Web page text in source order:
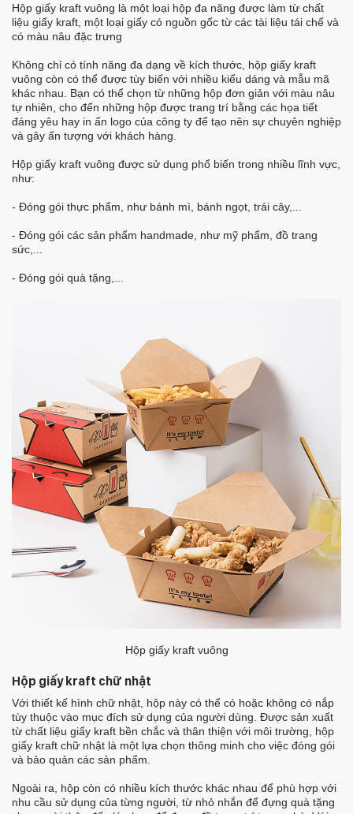
Hộp giấy kraft vuông là một loại hộp đa năng được làm từ chất
liệu giấy kraft, một loại giấy có nguồn gốc từ các tài liệu tái chế và
có màu nâu đặc trưng
Không chỉ có tính năng đa dạng về kích thước, hộp giấy kraft
vuông còn có thể được tùy biến với nhiều kiểu dáng và mẫu mã
khác nhau. Bạn có thể chọn từ những hộp đơn giản với màu nâu
tự nhiên, cho đến những hộp được trang trí bằng các họa tiết
đáng yêu hay in ấn logo của công ty để tạo nên sự chuyên nghiệp
và gây ấn tượng với khách hàng.
Hộp giấy kraft vuông được sử dụng phổ biến trong nhiều lĩnh vực,
như:
- Đóng gói thực phẩm, như bánh mì, bánh ngọt, trái cây,...
- Đóng gói các sản phẩm handmade, như mỹ phẩm, đồ trang
sức,...
- Đóng gói quà tặng,...
Hộp giấy kraft vuông
Hộp giấy kraft chữ nhật
Với thiết kế hình chữ nhật, hộp này có thể có hoặc không có nắp
tùy thuộc vào mục đích sử dụng của người dùng. Được sản xuất
từ chất liệu giấy kraft bền chắc và thân thiện với môi trường, hộp
giấy kraft chữ nhật là một lựa chọn thông minh cho việc đóng gói
và bảo quản các sản phẩm.
Ngoài ra, hộp còn có nhiều kích thước khác nhau để phù hợp với
nhu cầu sử dụng của từng người, từ nhỏ nhắn để đựng quà tặng